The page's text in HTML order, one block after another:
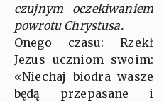
czujnym oczekiwaniem
powrotu Chrystusa.
Onego czasu: Rzekł
Jezus uczniom swoim:
«Niechaj biodra wasze
będą przepasane i